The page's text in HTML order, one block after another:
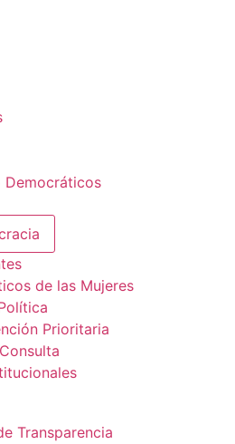
Democráticos
de las Mujeres
Prioritaria
Transparencia